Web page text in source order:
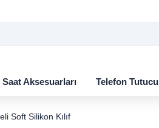
Saat Aksesuarları Telefon
Soft Silikon Kılıf